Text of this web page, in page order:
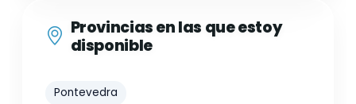
Provincias en las que estoy
disponible
Pontevedra